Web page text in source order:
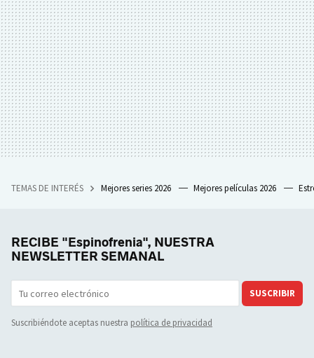
TEMAS DE INTERÉS Mejores series 2026 Mejores películas 2026
RECIBE "Espinofrenia", NUESTRA
NEWSLETTER SEMANAL
SUSCRIBIR
Suscribiéndote aceptas nuestra política de privacidad